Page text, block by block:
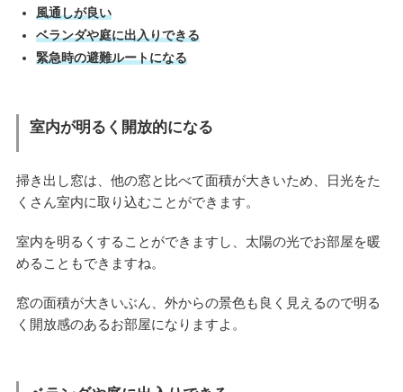
風通しが良い
ベランダや庭に出入りできる
緊急時の避難ルートになる
室内が明るく開放的になる
掃き出し窓は、他の窓と比べて面積が大きいため、日光をた
くさん室内に取り込むことができます。
室内を明るくすることができますし、太陽の光でお部屋を暖
めることもできますね。
窓の面積が大きいぶん、外からの景色も良く見えるので明る
く開放感のあるお部屋になりますよ。